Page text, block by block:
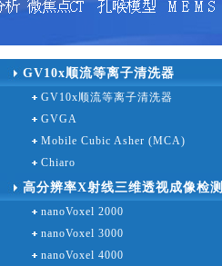
GV10x顺流等离子清洗器
GV10x顺流等离子清洗器
GVGA
Mobile Cubic Asher (MCA)
Chiaro
高分辨率X射线三维透视成像检测
设备nanoVoxel 2000
nanoVoxel 3000
nanoVoxel 4000